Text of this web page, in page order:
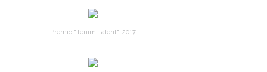
Premio "Tenim Talent". 2017